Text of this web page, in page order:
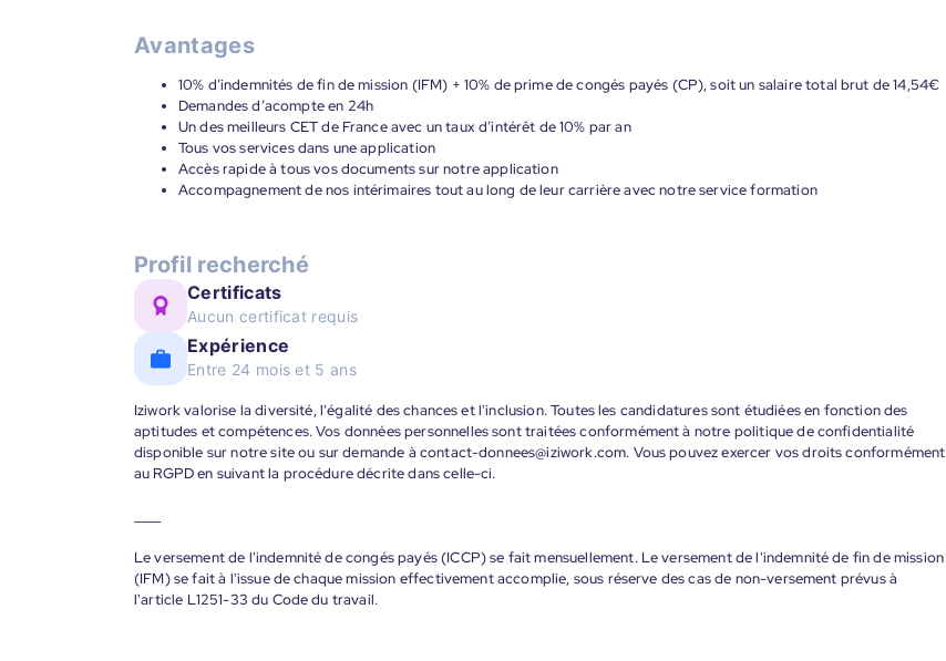
Avantages
10% d’indemnités de fin de mission (IFM) + 10% de prime de congés payés (CP), soit un salaire total brut de 14,54€
Demandes d’acompte en 24h
Un des meilleurs CET de France avec un taux d’intérêt de 10% par an
Tous vos services dans une application
Accès rapide à tous vos documents sur notre application
Accompagnement de nos intérimaires tout au long de leur carrière avec notre service formation
Profil recherché
Certificats
Aucun certificat requis
Expérience
Entre 24 mois et 5 ans
Iziwork valorise la diversité, l'égalité des chances et l'inclusion. Toutes les candidatures sont étudiées en fonction des
aptitudes et compétences. Vos données personnelles sont traitées conformément à notre politique de confidentialité
disponible sur notre site ou sur demande à contact-donnees@iziwork.com. Vous pouvez exercer vos droits conformément
au RGPD en suivant la procédure décrite dans celle-ci.
Le versement de l'indemnité de congés payés (ICCP) se fait mensuellement. Le versement de l'indemnité de fin de mission
(IFM) se fait à l'issue de chaque mission effectivement accomplie, sous réserve des cas de non-versement prévus à
l'article L1251-33 du Code du travail.